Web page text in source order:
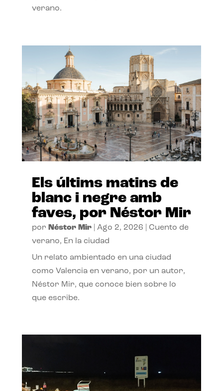
verano.
Els últims matins de
blanc i negre amb
faves, por Néstor Mir
por Néstor Mir| Ago 2, 2026
Cuento de
verano, En la ciudad
Un relato ambientado en una ciudad
como Valencia en verano, por un autor,
Néstor Mir, que conoce bien sobre lo
que escribe.